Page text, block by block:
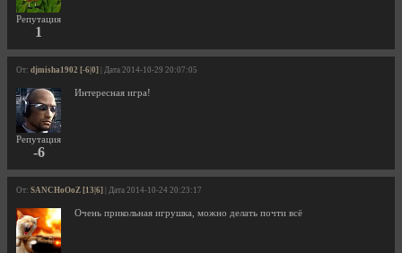
Репутация
1
От: djmisha1902 [-6|0] | Дата 2014-10-29 20:07:05
Репутация
-6
Интересная игра!
От: SANCHoOoZ [13|6] | Дата 2014-10-24 20:23:17
Очень прикольная игрушка, можно делать почти всё